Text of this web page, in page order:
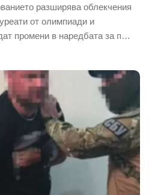
разширява облекчения
от олимпиади и
промени в наредбата за п…